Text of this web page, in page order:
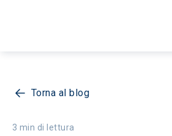
Torna al blog
3 min di lettura